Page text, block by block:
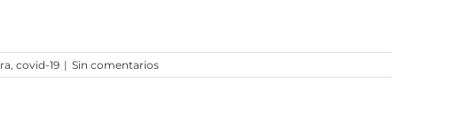
, covid-19 | Sin comentarios